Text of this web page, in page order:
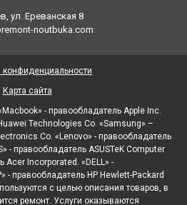
ул. Ереванская 8
noutbuka.com
- правообладатель Apple Inc.
Technologies Co. «Samsung» –
Co. «Lenovo» - правообладатель
- правообладатель ASUSTeK Computer
Acer Incorporated. «DELL» -
- правообладатель HP Hewlett-Packard
с целью описания товаров, в
ремонт. Услуги оказываются
конфиденциальности
Карта сайта